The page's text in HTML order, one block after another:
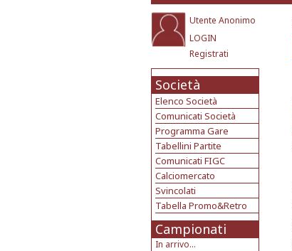
Utente Anonimo
LOGIN
Registrati
Società
Elenco Società
Comunicati Società
Programma Gare
Tabellini Partite
Comunicati FIGC
Calciomercato
Svincolati
Tabella Promo&Retro
Campionati
In arrivo...